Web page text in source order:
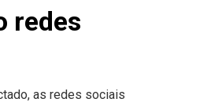
redes
as redes sociais